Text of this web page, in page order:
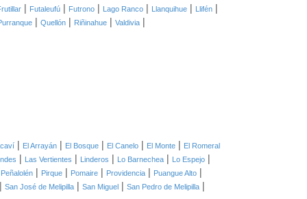
| Futaleufú | Futrono | Lago Ranco | Llanquihue | Llifén |
| Quellón | Riñinahue | Valdivia |
| El Arrayán | El Bosque | El Canelo | El Monte | El Romeral
| Las Vertientes | Linderos | Lo Barnechea | Lo Espejo |
Peñalolén | Pirque | Pomaire | Providencia | Puangue Alto |
| San José de Melipilla | San Miguel | San Pedro de Melipilla |